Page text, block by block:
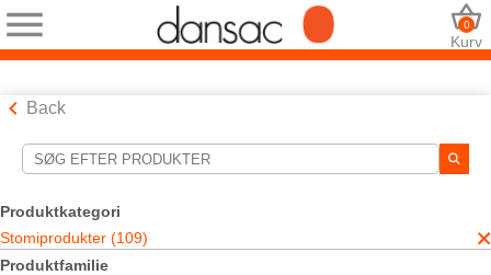
Kurv
0
Back
Produktkategori
Stomiprodukter (109)
Produktfamilie
Søgeværktøjer
Dine valg:
Stomiprodukter
Tilbehørsprodukter